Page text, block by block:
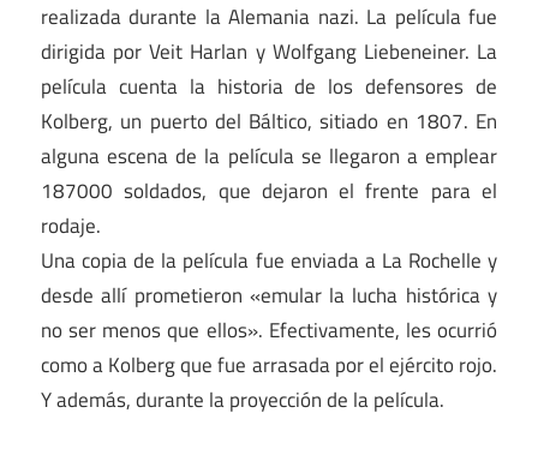
realizada durante la Alemania nazi. La película fue
dirigida por Veit Harlan y Wolfgang Liebeneiner. La
película cuenta la historia de los defensores de
Kolberg, un puerto del Báltico, sitiado en 1807. En
alguna escena de la película se llegaron a emplear
187000 soldados, que dejaron el frente para el
rodaje.
Una copia de la película fue enviada a La Rochelle y
desde allí prometieron «emular la lucha histórica y
no ser menos que ellos». Efectivamente, les ocurrió
como a Kolberg que fue arrasada por el ejército rojo.
Y además, durante la proyección de la película.